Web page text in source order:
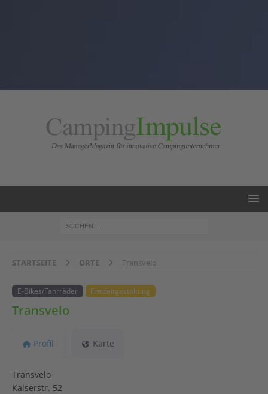
STARTSEITE ORTE Transvelo
E-Bikes/Fahrräder Freizeitgestaltung
Transvelo
Profil Karte
Transvelo
Kaiserstr. 52